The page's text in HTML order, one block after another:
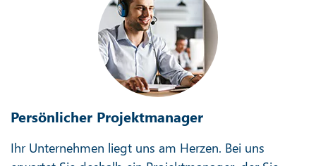
Persönlicher Projektmanager
Ihr Unternehmen liegt uns am Herzen. Bei uns